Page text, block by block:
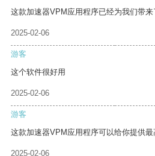
这款加速器VPM应用程序已经为我们带来
2025-02-06
游客
这个软件很好用
2025-02-06
游客
这款加速器VPM应用程序可以给你提供最
2025-02-06